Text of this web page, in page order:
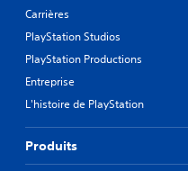
Carrières
PlayStation Studios
PlayStation Productions
Entreprise
L'histoire de PlayStation
Produits